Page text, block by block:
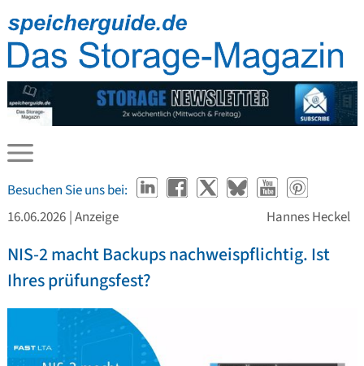
Besuchen Sie uns bei:
16.06.2026 | Anzeige Hannes Heckel
NIS-2 macht Backups nachweispflichtig. Ist
Ihres prüfungsfest?